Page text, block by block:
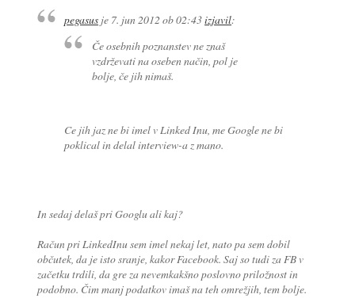
pegasus je 7. jun 2012 ob 02:43izjavil:
Če osebnih poznanstev ne znaš
vzdrževati na oseben način, pol je
bolje, če jih nimaš.
Ce jih jaz ne bi imel v Linked Inu, me Google ne bi
poklical in delal interview-a z mano.
In sedaj delaš pri Googlu ali kaj?
Račun pri LinkedInu sem imel nekaj let, nato pa sem dobil
občutek, da je isto sranje, kakor Facebook. Saj so tudi za FB v
začetku trdili, da gre za nevemkakšno poslovno priložnost in
podobno. Čim manj podatkov imaš na teh omrežjih, tem bolje.